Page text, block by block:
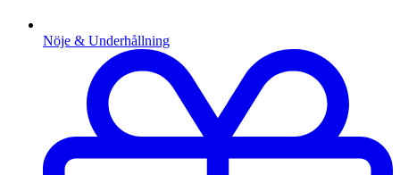
Nöje & Underhållning